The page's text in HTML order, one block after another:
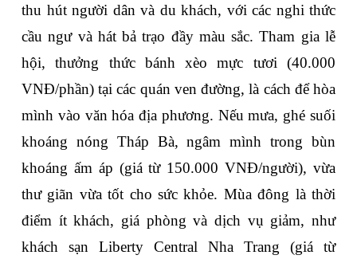
thu hút người dân và du khách, với các nghi thức
cầu ngư và hát bả trạo đầy màu sắc. Tham gia lễ
hội, thưởng thức bánh xèo mực tươi (40.000
VNĐ/phần) tại các quán ven đường, là cách để hòa
mình vào văn hóa địa phương. Nếu mưa, ghé suối
khoáng nóng Tháp Bà, ngâm mình trong bùn
khoáng ấm áp (giá từ 150.000 VNĐ/người), vừa
thư giãn vừa tốt cho sức khỏe. Mùa đông là thời
điểm ít khách, giá phòng và dịch vụ giảm, như
khách sạn Liberty Central Nha Trang (giá từ